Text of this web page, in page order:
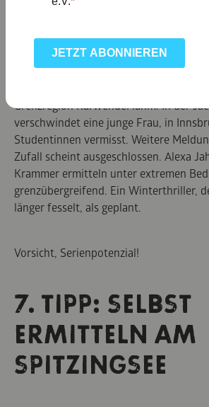
Österreich und bringt zwei sehr
funktionieren.
Grenzregion Karwendel lahm. In der
verschwindet eine junge Frau, in
Studentinnen vermisst. Weitere
Zufall scheint ausgeschlossen. Alexa
Krammer ermitteln unter extremen
grenzübergreifend. Ein Winterthriller,
länger fesselt, als geplant.
Vorsicht, Serienpotenzial!
7. TIPP: SELBST
ERMITTELN AM
SPITZINGSEE